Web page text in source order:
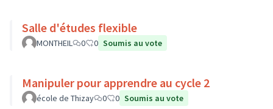
Salle d'études flexible
MONTHEIL 0 0 Soumis au vote
Manipuler pour apprendre au cycle 2
école de Thizay 0 0 Soumis au vote